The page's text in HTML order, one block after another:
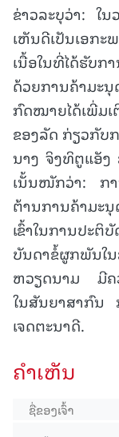
ຂ່າວລະບຸວ່າ: ໃ
ເຫັນດີເປັນເອກ
ເນື້ອໃນທີ່ໄດ້ຮັບ
ດ້ວຍການຄ້າມະ
ກົດໝາຍໄດ້ເພີ່ມ
ຂອງລັດ ກ່ຽວກັບ
ນາງ ຈິງທິຕູແອັງ
ເນັ້ນໜັກວ່າ: ກາ
ຕ້ານການຄ້າມະ
ເຂົ້າໃນການປະ
ບັນດາຂໍ້ຜູກພັນໃ
ຫວຽດນາມ ມີຄ
ໃນສັນຍາສາກົນ
ເຈດຕະນາດີ.
ຄໍາເຫັນ